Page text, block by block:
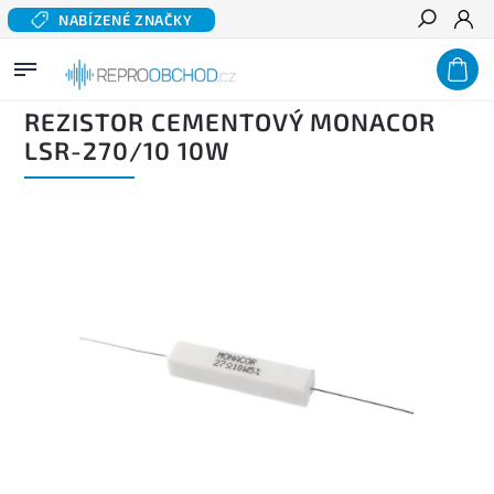
NABÍZENÉ ZNAČKY
Hledat
Domů/ Výhybky /Součástky pro výhybky /
Rezistor cementový MONACOR
LSR-270/10 10W
REZISTOR CEMENTOVÝ MONACOR
LSR-270/10 10W